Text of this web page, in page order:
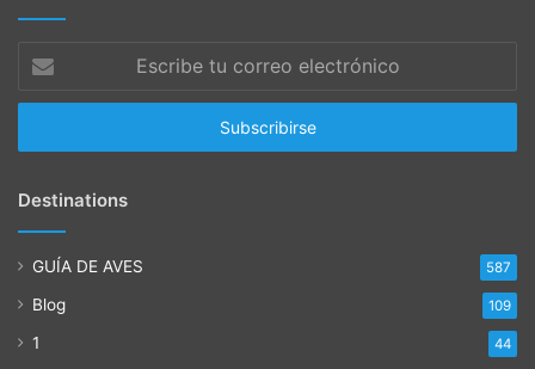
tu
correo
Destinations
GUÍA DE AVES 587
Blog 109
1 44